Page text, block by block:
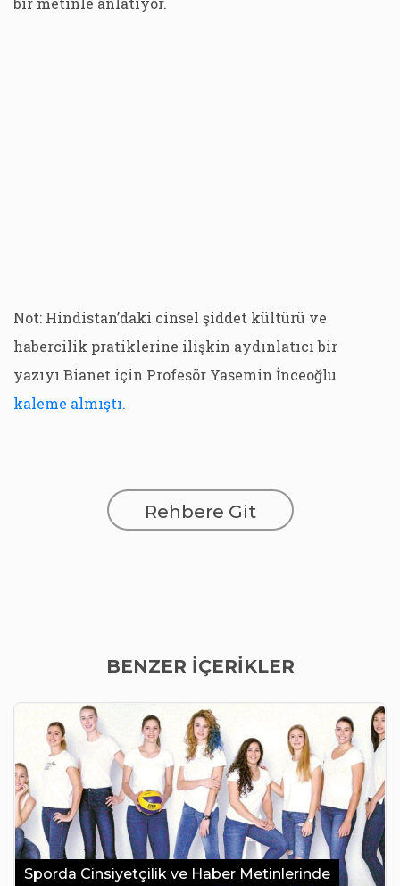
Not: Hindistan’daki cinsel şiddet kültürü ve
habercilik pratiklerine ilişkin aydınlatıcı bir
yazıyı Bianet için Profesör Yasemin İnceoğlu
kaleme almıştı.
Rehbere Git
BENZER İÇERİKLER
Sporda Cinsiyetçilik ve Haber Metinlerinde